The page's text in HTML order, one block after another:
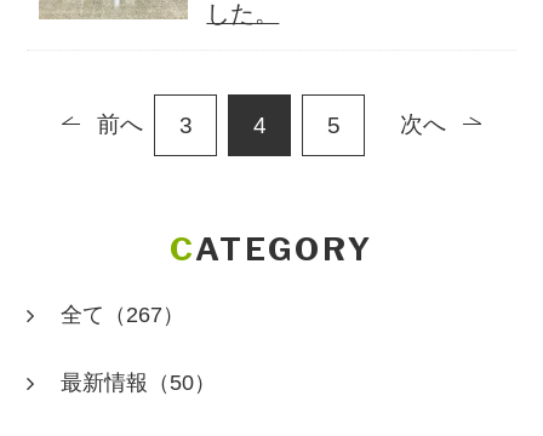
した。
前へ 3 4 5 次へ
CATEGORY
全て （267）
最新情報 （50）